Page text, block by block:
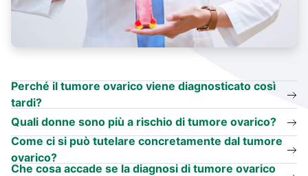
Perché il tumore ovarico viene diagnosticato così
tardi?
Quali donne sono più a rischio di tumore ovarico?
Come ci si può tutelare concretamente dal tumore
ovarico?
Che cosa accade se la diagnosi di tumore ovarico